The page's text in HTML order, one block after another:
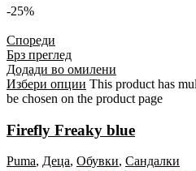
-25%
Спореди
Брз преглед
Додади во омилени
Избери опции This product has
be chosen on the product page
Firefly Freaky blue
Puma, Деца, Обувки, Сандалки